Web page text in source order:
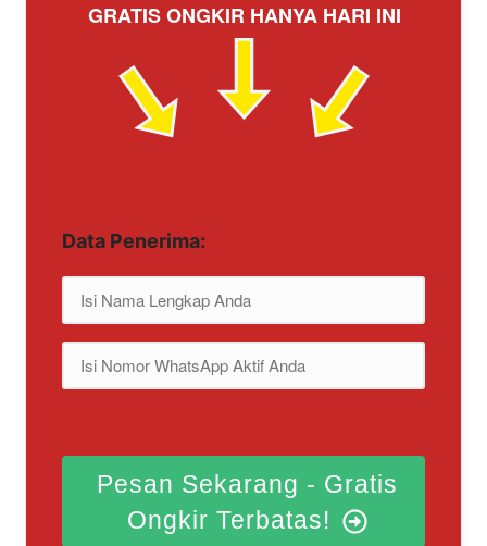
GRATIS ONGKIR HANYA HARI INI
Data Penerima:
Pesan Sekarang - Gratis
Ongkir Terbatas!